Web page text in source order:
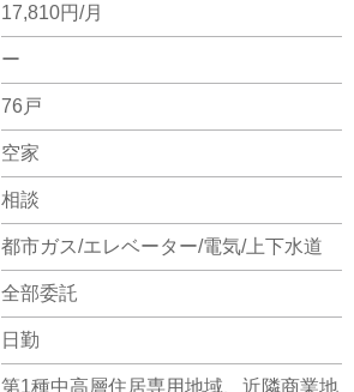
17,810円/月
ー
76戸
空家
相談
都市ガス/エレベーター/電気/上下水道
全部委託
日勤
第1種中高層住居専用地域、近隣商業地